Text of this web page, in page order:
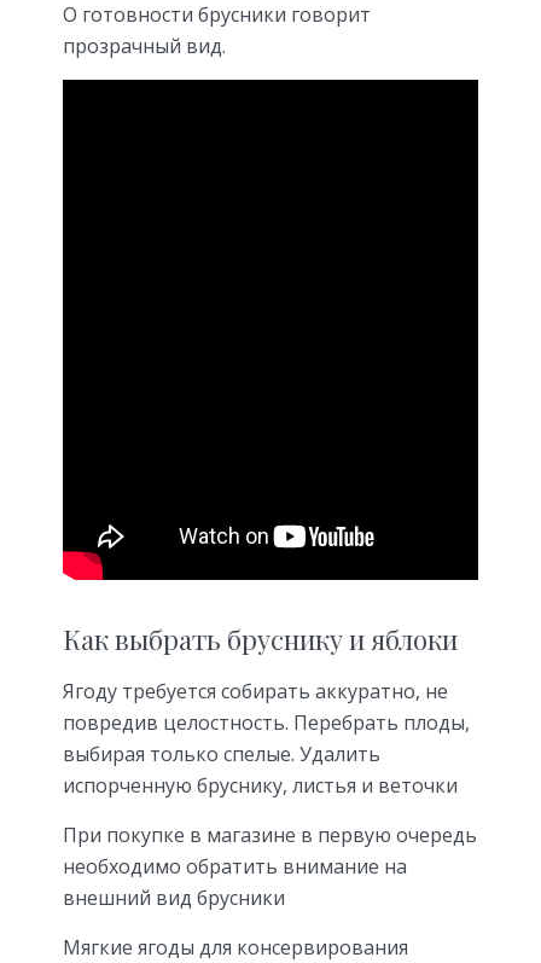
О готовности брусники говорит
прозрачный вид.
Как выбрать бруснику и яблоки
Ягоду требуется собирать аккуратно, не
повредив целостность. Перебрать плоды,
выбирая только спелые. Удалить
испорченную бруснику, листья и веточки
При покупке в магазине в первую очередь
необходимо обратить внимание на
внешний вид брусники
Мягкие ягоды для консервирования